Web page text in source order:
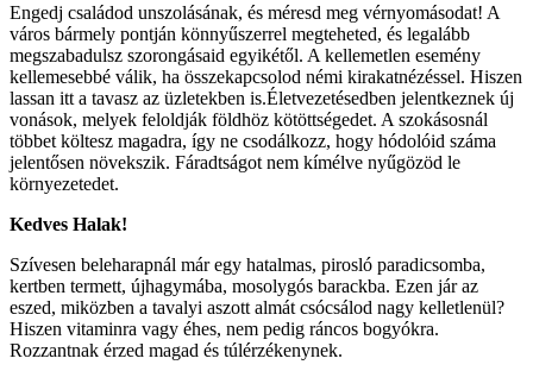
Engedj családod unszolásának, és méresd meg vérnyomásodat! A
város bármely pontján könnyűszerrel megteheted, és legalább
megszabadulsz szorongásaid egyikétől. A kellemetlen esemény
kellemesebbé válik, ha összekapcsolod némi kirakatnézéssel. Hiszen
lassan itt a tavasz az üzletekben is.Életvezetésedben jelentkeznek új
vonások, melyek feloldják földhöz kötöttségedet. A szokásosnál
többet költesz magadra, így ne csodálkozz, hogy hódolóid száma
jelentősen növekszik. Fáradtságot nem kímélve nyűgözöd le
környezetedet.
Kedves Halak!
Szívesen beleharapnál már egy hatalmas, pirosló paradicsomba,
kertben termett, újhagymába, mosolygós barackba. Ezen jár az
eszed, miközben a tavalyi aszott almát csócsálod nagy kelletlenül?
Hiszen vitaminra vagy éhes, nem pedig ráncos bogyókra.
Rozzantnak érzed magad és túlérzékenynek.